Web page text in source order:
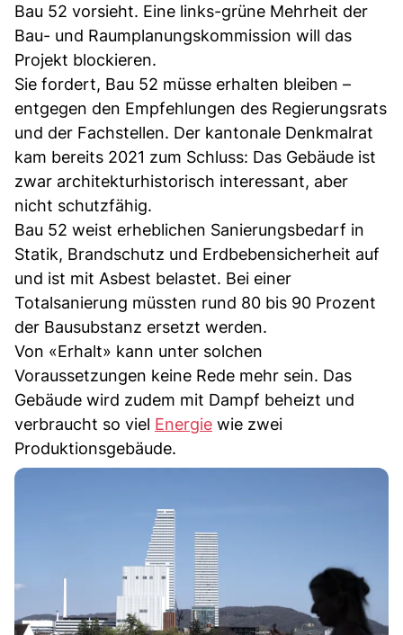
Bau 52 vorsieht. Eine links-grüne Mehrheit der
Bau- und Raumplanungskommission will das
Projekt blockieren.
Sie fordert, Bau 52 müsse erhalten bleiben –
entgegen den Empfehlungen des Regierungsrats
und der Fachstellen. Der kantonale Denkmalrat
kam bereits 2021 zum Schluss: Das Gebäude ist
zwar architekturhistorisch interessant, aber
nicht schutzfähig.
Bau 52 weist erheblichen Sanierungsbedarf in
Statik, Brandschutz und Erdbebensicherheit auf
und ist mit Asbest belastet. Bei einer
Totalsanierung müssten rund 80 bis 90 Prozent
der Bausubstanz ersetzt werden.
Von «Erhalt» kann unter solchen
Voraussetzungen keine Rede mehr sein. Das
Gebäude wird zudem mit Dampf beheizt und
verbraucht so viel Energie wie zwei
Produktionsgebäude.